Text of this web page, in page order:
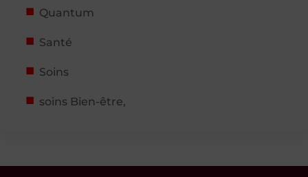
Quantum
Santé
Soins
soins Bien-être,